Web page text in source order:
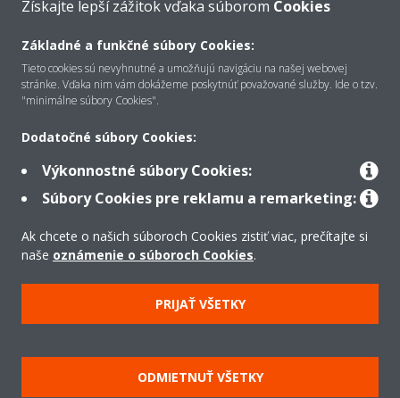
O Daikin
Kontakt
Produkty
Copyright © Daikin
Právne oznámenie
Súbory cookie
Zásady ochrany údajov
Všeobecné obchodné podmienky
Získajte lepší zážitok vďaka súborom Cookies
Základné a funkčné súbory Cookies:
Tieto cookies sú nevyhnutné a umožňujú navigáciu na našej webovej
stránke. Vďaka nim vám dokážeme poskytnúť považované služby. Ide o tzv.
"minimálne súbory Cookies".
Dodatočné súbory Cookies:
Výkonnostné súbory Cookies:
Súbory Cookies pre reklamu a remarketing:
Ak chcete o našich súboroch Cookies zistiť viac, prečítajte si
naše oznámenie o súboroch Cookies.
PRIJAŤ VŠETKY
ODMIETNUŤ VŠETKY